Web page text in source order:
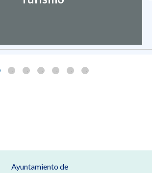
Ayuntamiento de